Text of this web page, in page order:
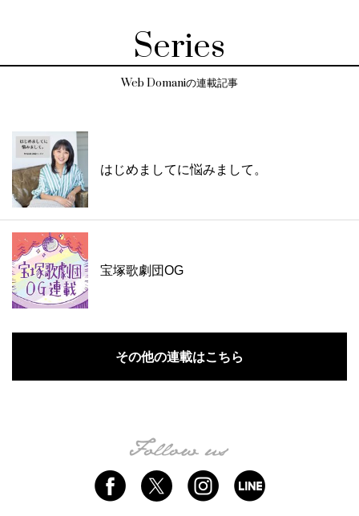
Series
Web Domaniの連載記事
はじめましてに悩みまして。
宝塚歌劇団OG
その他の連載はこちら